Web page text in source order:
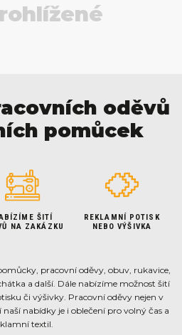
oděvů
pomůcek
ŠITÍ
NA ZAKÁZKU
REKLAMNÍ POTISK
NEBO VÝŠIVKA
pracovní oděvy, obuv, rukavice,
a další. Dále nabízíme možnost šití
či výšivky. Pracovní oděvy nejen v
nabídky je i oblečení pro volný čas a
textil.